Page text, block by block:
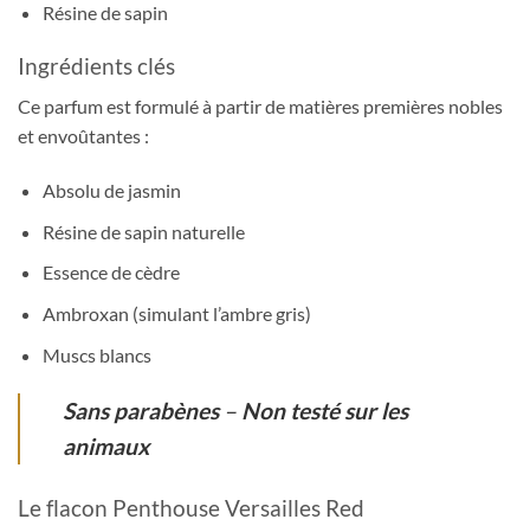
Résine de sapin
Ingrédients clés
Ce parfum est formulé à partir de matières premières nobles
et envoûtantes :
Absolu de jasmin
Résine de sapin naturelle
Essence de cèdre
Ambroxan (simulant l’ambre gris)
Muscs blancs
Sans parabènes– Non testé sur les
animaux
Le flacon Penthouse Versailles Red